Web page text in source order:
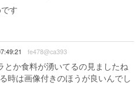
す
fe478@ca393
とか食料が湧いてるの見ましたね
時は画像付きのほうが良いんでし